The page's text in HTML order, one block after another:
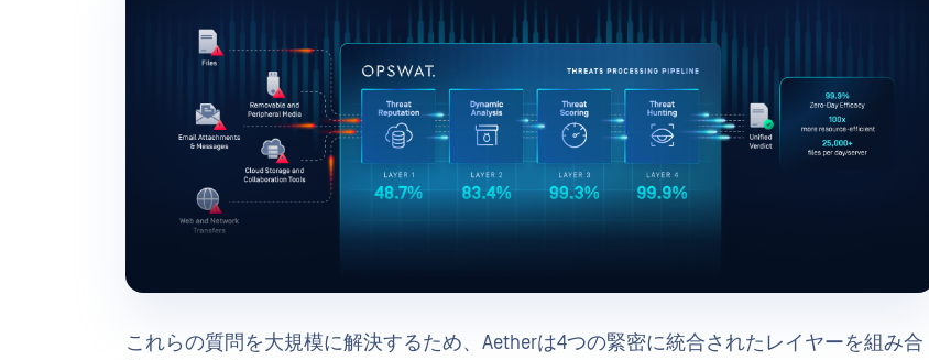
これらの質問を大規模に解決するため、Aetherは4つの緊密に統合されたレイヤーを組み合